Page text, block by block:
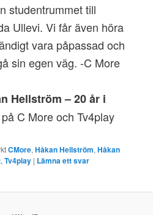
studentrummet till
Ullevi. Vi får även höra
vara påpassad och
sin egen väg. -C More
Hellström – 20 år i
C More och Tv4play
CMore,Håkan Hellström,Håkan
,Tv4play | Lämna ett svar